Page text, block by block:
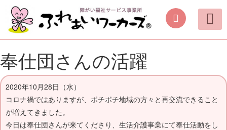
奉仕団さんの活躍
2020年10月28日（水）
コロナ禍ではありますが、ボチボチ地域の方々と再交流できること
が増えてきました。
今日は奉仕団さんが来てくださり、生活介護事業にて奉仕活動をし